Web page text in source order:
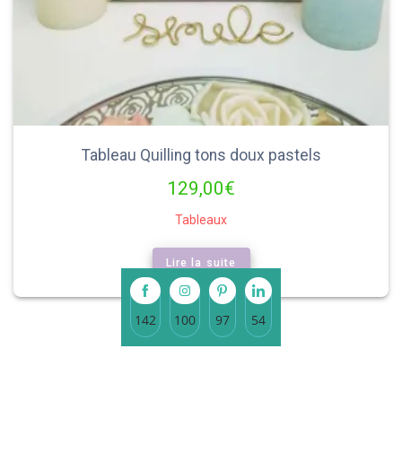
Tableau Quilling tons doux pastels
129,00€
Tableaux
Lire la suite
142
Share
100
Share
97
Share
54
Share